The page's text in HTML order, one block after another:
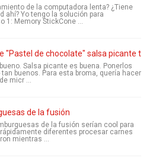
de la computadora lenta? ¿Tiene
ahí? Yo tengo la solución para
1: Memory StickCone ...
"Pastel de chocolate" salsa picante
Salsa picante es buena. Ponerlos
buenos. Para esta broma, quería hacer
micr ...
de la fusión
de la fusión serían cool para
diferentes procesar carnes
mientras ...